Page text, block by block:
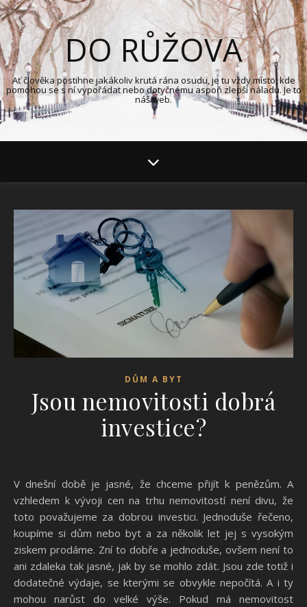
DO RŮŽOVA
Ať člověka postihne jakákoliv krutá rána osudu, je tu vždy místo, kde
pomohou se s ní vypořádat nebo dotyčnému aspoň zlepší náladu. Je to
náš web.
DŮM A BYT
Jsou nemovitosti dobrá
investice?
V dnešní době je jasné, že chceme přijít k penězům. A
vzhledem k vývoji cen na trhu nemovitostí není divu, že
toto považujeme za dobrou investici. Jednoduše řečeno,
koupíme si dům nebo byt a za několik let jej s vysokým
ziskem prodáme. Zní to dobře a jednoduše, ovšem není to
ani zdaleka tak jasné, jak by se mohlo zdát. Jsou zde totiž i
dodatečné výdaje, se kterými se obvykle nepočítá. A i ty
mohou narůst do velké výše. Pokud má nemovitost